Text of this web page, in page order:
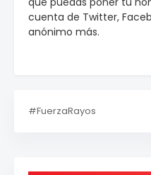
cuenta de Twitter,
anónimo más.
#FuerzaRayos